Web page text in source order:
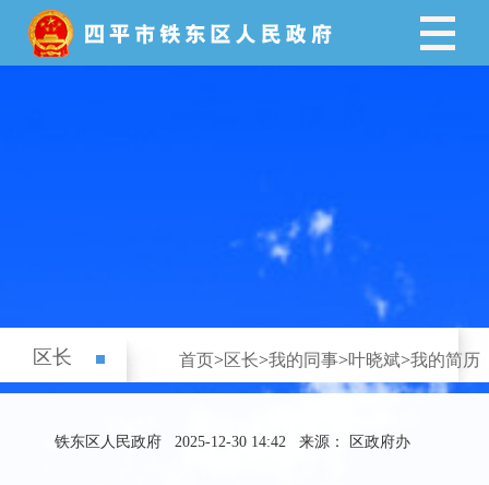
区长 首页>区长>我的同事>叶晓斌>我的简历
铁东区人民政府 2025-12-30 14:42 来源： 区政府办